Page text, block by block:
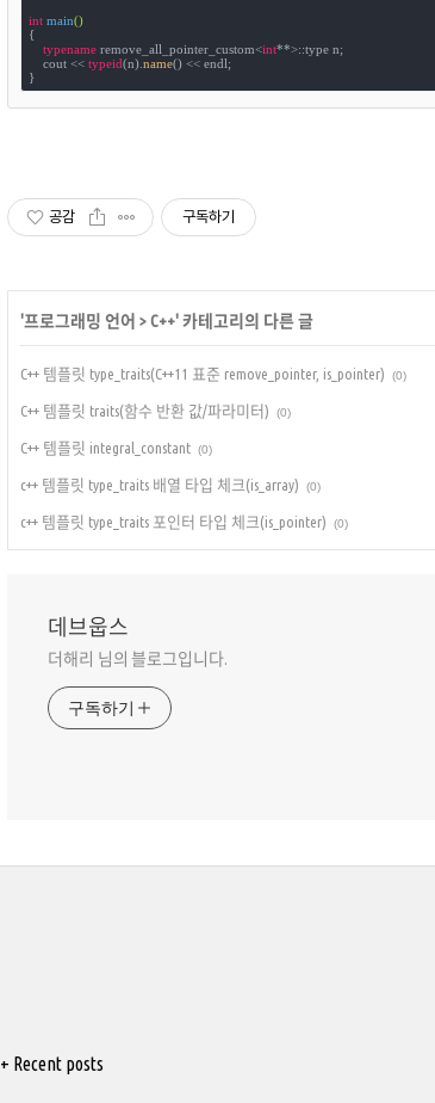
int main()
{
typename remove_all_pointer_custom<int**>::type n;
    cout <<
typeid(n). name() << endl;
}
공감 구독하기
'프로그래밍 언어 >C++' 카테고리의 다른 글
C++ 템플릿 type_traits(C++11 표준 remove_pointer, is_pointer) (0)
C++ 템플릿 traits(함수 반환 값/파라미터) (0)
C++ 템플릿 integral_constant (0)
c++ 템플릿 type_traits 배열 타입 체크(is_array) (0)
c++ 템플릿 type_traits 포인터 타입 체크(is_pointer) (0)
데브웁스
더해리 님의 블로그입니다.
구독하기
+ Recent posts